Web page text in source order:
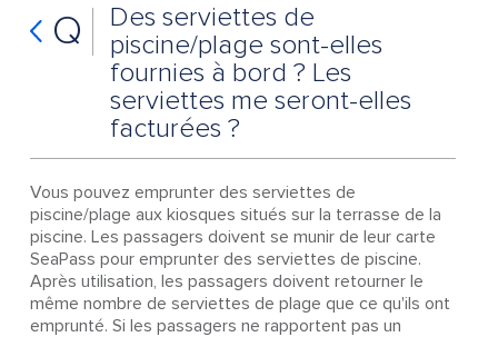
Q
Des serviettes de
piscine/plage sont-elles
fournies à bord ? Les
serviettes me seront-elles
facturées ?
Vous pouvez emprunter des serviettes de
piscine/plage aux kiosques situés sur la terrasse de la
piscine. Les passagers doivent se munir de leur carte
SeaPass pour emprunter des serviettes de piscine.
Après utilisation, les passagers doivent retourner le
même nombre de serviettes de plage que ce qu'ils ont
emprunté. Si les passagers ne rapportent pas un